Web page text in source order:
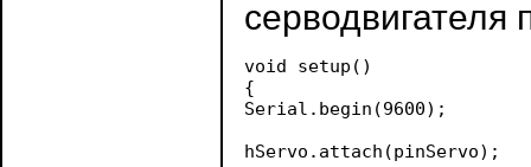
серводвигателя
void setup()
{
Serial.begin(9600);
hServo.attach(pinServo);